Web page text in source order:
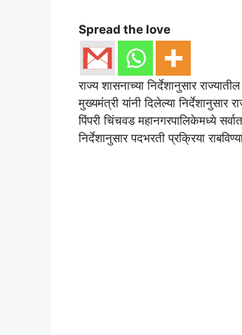
Spread the love
राज्य शासनाच्या निर्देशानुसार
मुख्यमंत्री यांनी दिलेल्या
पिंपरी चिंचवड महानगरपालिकेमध्ये
निर्देशानुसार पदभरती प्रक्रिया